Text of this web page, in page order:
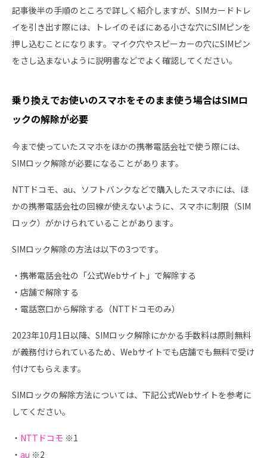
記事後半の手順のところで詳しく紹介しますが、SIMカードトレ
イを引き出す際には、トレイのそばにある小さな穴にSIMピンを
押し込むことになります。マイク穴やスピーカーの穴にSIMピン
をさし込まないように説明書などでよく確認してください。
乗り換えでお使いのスマホをそのまま使う場合はSIMロ
ックの解除が必要
今まで使っていたスマホをほかの携帯電話会社で使う際には、
SIMロック解除が必要になることがあります。
NTTドコモ、au、ソフトバンクなどで購入したスマホには、ほ
かの携帯電話会社の回線が使えないように、スマホに制限（SIM
ロック）がかけられていることがあります。
SIMロック解除の方法は以下の3つです。
・携帯電話会社の「公式Webサイト」で解除する
・店舗で解除する
・電話窓口から解除する（NTTドコモのみ）
2023年10月1日以降、SIMロック解除にかかる手数料は原則無料
が義務付けられているため、Webサイトでも店舗でも無料で受け
付けてもらえます。
SIMロックの解除方法については、下記公式Webサイトを参考に
してください。
・ NTTドコモ ※1
・ au ※2